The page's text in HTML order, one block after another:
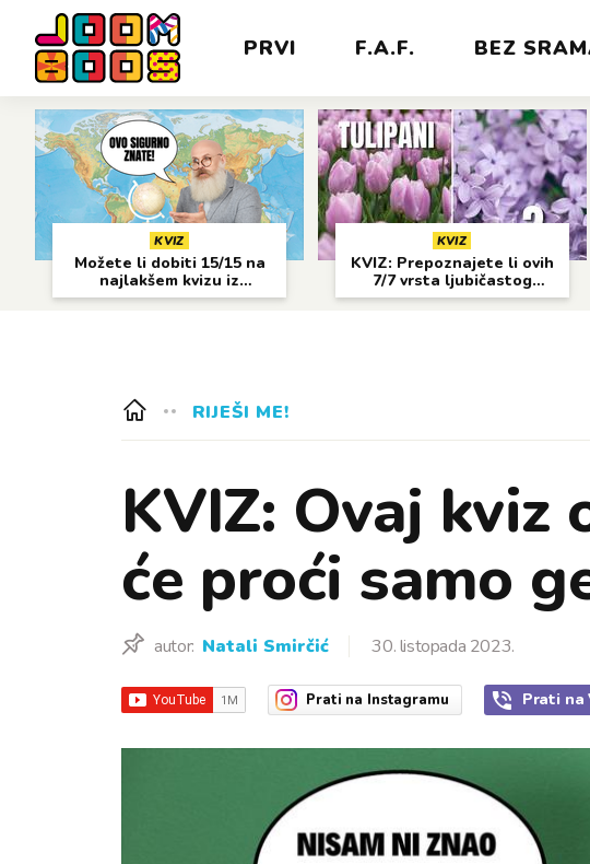
PRVI F.A.F. BEZ
KVIZ
Možete li dobiti 15/15 na
najlakšem kvizu iz
geografije?
KVIZ
KVIZ: Prepoznajete li ovih
7/7 vrsta ljubičastog
cvijeća?
RIJEŠI ME!
KVIZ: Ovaj kviz
će proći samo
autor: Natali Smirčić 30. listopada 2023.
Prati na Instagramu Prati na